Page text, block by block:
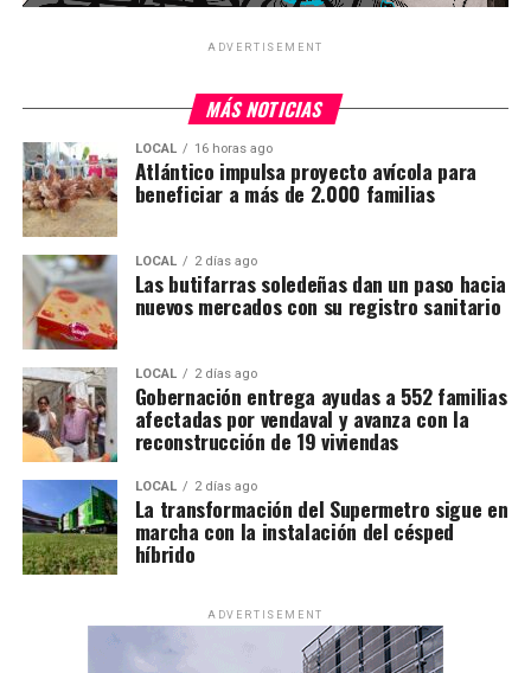
ADVERTISEMENT
MÁS NOTICIAS
LOCAL 16 horas ago
Atlántico impulsa proyecto avícola para
beneficiar a más de 2.000 familias
LOCAL 2 días ago
Las butifarras soledeñas dan un paso hacia
nuevos mercados con su registro sanitario
LOCAL 2 días ago
Gobernación entrega ayudas a 552 familias
afectadas por vendaval y avanza con la
reconstrucción de 19 viviendas
LOCAL 2 días ago
La transformación del Supermetro sigue en
marcha con la instalación del césped
híbrido
ADVERTISEMENT